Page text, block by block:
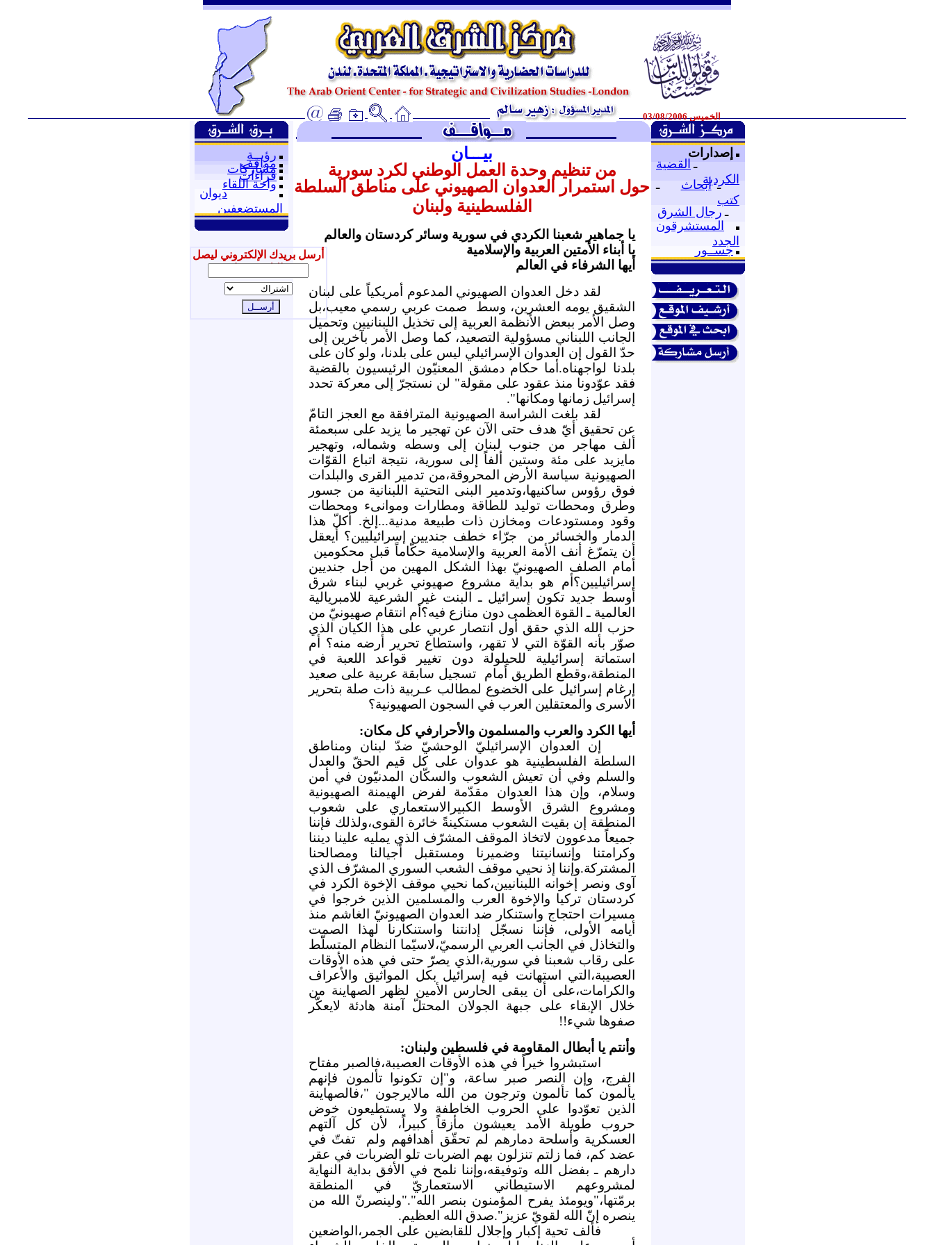
ـ
الخميس 03/08/2006
رؤيــة
مواقف
مشاركات
قراءات
واحة اللقاء
ديوان
المستضعفين
أرسل بريدك الإلكتروني ليصل
إليك جديدنا
إصدارات
ـ القضية
الكردية
ـ أبحاث
ـ
كتب
ـ رجال الشرق
المستشرقون
الجدد
جســور
بيـــان
من تنظيم وحدة العمل الوطني لكرد سورية
حول استمرار العدوان الصهيوني على مناطق السلطة
الفلسطينية ولبنان
يا جماهير شعبنا الكردي في سورية وسائر كردستان والعالم
يا أبناء الأمتين العربية والإسلامية
أيها الشرفاء في العالم
لقد دخل العدوان الصهيوني المدعوم أمريكياً على لبنان
الشقيق يومه العشرين، وسط
صمت عربي رسمي معيب،بل
وصل الأمر ببعض الأنظمة العربية إلى تخذيل اللبنانيين وتحميل
الجانب اللبناني مسؤولية التصعيد، كما وصل الأمر بآخرين إلى
حدّ القول إن العدوان الإسرائيلي ليس على بلدنا، ولو كان على
بلدنا لواجهناه.أما حكام دمشق المعنيّون الرئيسيون بالقضية
فقد عوّدونا منذ عقود على مقولة" لن نستجرّ إلى معركة تحدد
إسرائيل زمانها ومكانها".
لقد بلغت الشراسة الصهيونية المترافقة مع العجز التامّ
عن تحقيق أيّ هدف حتى الآن عن تهجير ما يزيد على سبعمئة
ألف مهاجر من جنوب لبنان إلى وسطه وشماله، وتهجير
مايزيد على مئة وستين ألفاً إلى سورية، نتيجة اتباع القوّات
الصهيونية سياسة الأرض المحروقة،من تدمير القرى والبلدات
فوق رؤوس ساكنيها،وتدمير البنى التحتية اللبنانية من جسور
وطرق ومحطات توليد للطاقة ومطارات وموانىء ومحطات
وقود ومستودعات ومخازن ذات طبيعة مدنية...إلخ. أكلّ هذا
الدمار والخسائر من
جرّاء خطف جنديين إسرائيليين؟ أيعقل
أن يتمرّغ أنف الأمة العربية والإسلامية حكّاماً قبل محكومين
أمام الصلف الصهيونيّ بهذا الشكل المهين من أجل جنديين
إسرائيليين؟أم هو بداية مشروع صهيوني غربي لبناء شرق
أوسط جديد تكون إسرائيل ـ البنت غير الشرعية للامبريالية
العالمية ـ القوة العظمى دون منازع فيه؟أم انتقام صهيونيّ من
حزب الله الذي حقق أول انتصار عربي على هذا الكيان الذي
صوّر بأنه القوّة التي لا تقهر، واستطاع تحرير أرضه منه؟ أم
استماتة إسرائيلية للحيلولة دون تغيير قواعد اللعبة في
المنطقة،وقطع الطريق أمام
تسجيل سابقة عربية على صعيد
إرغام إسرائيل على الخضوع لمطالب عـربية ذات صلة بتحرير
الأسرى والمعتقلين العرب في السجون الصهيونية؟
أيها الكرد والعرب والمسلمون والأحرارفي كل مكان:
إن العدوان الإسرائيليّ الوحشيّ ضدّ لبنان ومناطق
السلطة الفلسطينية هو عدوان على كل قيم الحقّ والعدل
والسلم وفي أن تعيش الشعوب والسكّان المدنيّون في أمن
وسلام، وإن هذا العدوان مقدّمة لفرض الهيمنة الصهيونية
ومشروع الشرق الأوسط الكبيرالاستعماري على شعوب
المنطقة إن بقيت الشعوب مستكينةً خائرة القوى،ولذلك فإننا
جميعاً مدعوون لاتخاذ الموقف المشرّف الذي يمليه علينا ديننا
وكرامتنا وإنسانيتنا وضميرنا ومستقبل أجيالنا ومصالحنا
المشتركة.وإننا إذ نحيي موقف الشعب السوري المشرّف الذي
آوى ونصر إخوانه اللبنانيين،كما نحيي موقف الإخوة الكرد في
كردستان تركيا والإخوة العرب والمسلمين الذين خرجوا في
مسيرات احتجاج واستنكار ضد العدوان الصهيونيّ الغاشم منذ
أيامه الأولى، فإننا نسجّل إدانتنا واستنكارنا لهذا الصمت
والتخاذل في الجانب العربي الرسميّ،لاسيّما النظام المتسلّط
على رقاب شعبنا في سورية،الذي يصرّ حتى في هذه الأوقات
العصيبة،التي استهانت فيه إسرائيل بكل المواثيق والأعراف
والكرامات،على أن يبقى الحارس الأمين لظهر الصهاينة من
خلال الإبقاء على جبهة الجولان المحتلّ آمنة هادئة لايعكّر
صفوها شيء!!
وأنتم يا أبطال المقاومة في فلسطين ولبنان:
استبشروا خيراً في هذه الأوقات العصيبة،فالصبر مفتاح
الفرج، وإن النصر صبر ساعة، و"إن تكونوا تألمون فإنهم
يألمون كما تألمون وترجون من الله مالايرجون "،فالصهاينة
الذين تعوّدوا على الحروب الخاطفة ولا يستطيعون خوض
حروب طويلة الأمد يعيشون مأزقاً كبيراً، لأن كل آلتهم
العسكرية وأسلحة دمارهم لم تحقّق أهدافهم ولم
تفتّ في
عضد كم، فما زلتم تنزلون بهم الضربات تلو الضربات في عقر
دارهم ـ بفضل الله وتوفيقه،وإننا نلمح في الأفق بداية النهاية
لمشروعهم الاستيطاني الاستعماريّ في المنطقة
برمّتها،"ويومئذ يفرح المؤمنون بنصر الله"."ولينصرنّ الله من
ينصره إنّ الله لقويّ عزيز".صدق الله العظيم.
فألف تحية إكبار وإجلال للقابضين على الجمر،الواضعين